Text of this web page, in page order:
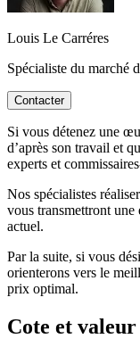
Louis Le Carréres
Spécialiste du marché
Contacter
Si vous détenez une
d’après son travail et
experts et
Nos spécialistes
vous transmettront une
actuel.
Par la suite, si vous
orienterons vers le
prix optimal.
Cote et valeur